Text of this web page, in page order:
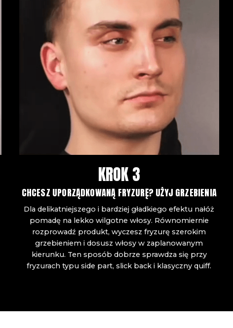
KROK 3
CHCESZ UPORZĄDKOWANĄ FRYZURĘ? UŻYJ GRZEBIENIA
Dla delikatniejszego i bardziej gładkiego efektu nałóż
pomadę na lekko wilgotne włosy. Równomiernie
rozprowadź produkt, wyczesz fryzurę szerokim
grzebieniem i dosusz włosy w zaplanowanym
kierunku. Ten sposób dobrze sprawdza się przy
fryzurach typu side part, slick back i klasyczny quiff.